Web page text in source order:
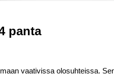
panta
vaativissa olosuhteissa.